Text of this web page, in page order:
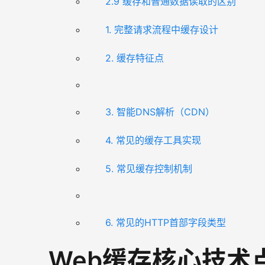
1. 完整请求流程中缓存设计
2. 缓存特征点
3. 智能DNS解析（CDN）
4. 常见的缓存工具实现
5. 常见缓存控制机制
6. 常见的HTTP首部字段类型